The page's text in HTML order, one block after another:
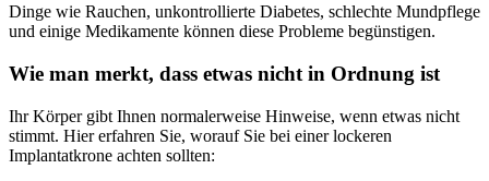
Dinge wie Rauchen, unkontrollierte Diabetes, schlechte Mundpflege
und einige Medikamente können diese Probleme begünstigen.
Wie man merkt, dass etwas nicht in Ordnung ist
Ihr Körper gibt Ihnen normalerweise Hinweise, wenn etwas nicht
stimmt. Hier erfahren Sie, worauf Sie bei einer lockeren
Implantatkrone achten sollten: